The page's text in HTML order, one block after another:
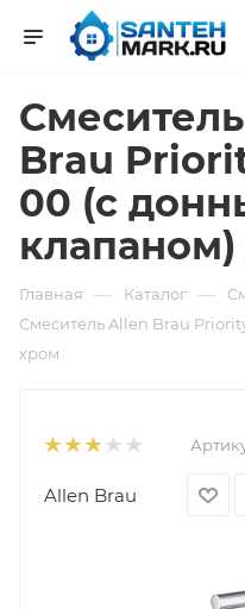
Brau
00 (с
Главная — Каталог —
Смеситель Allen Brau
хром
Allen Brau